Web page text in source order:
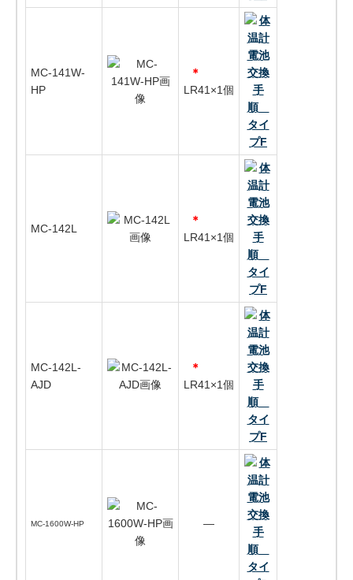
MC-141W-
HP
＊
LR41×1個
MC-142L
＊
LR41×1個
MC-142L-
AJD
＊
LR41×1個
MC-1600W-HP ―